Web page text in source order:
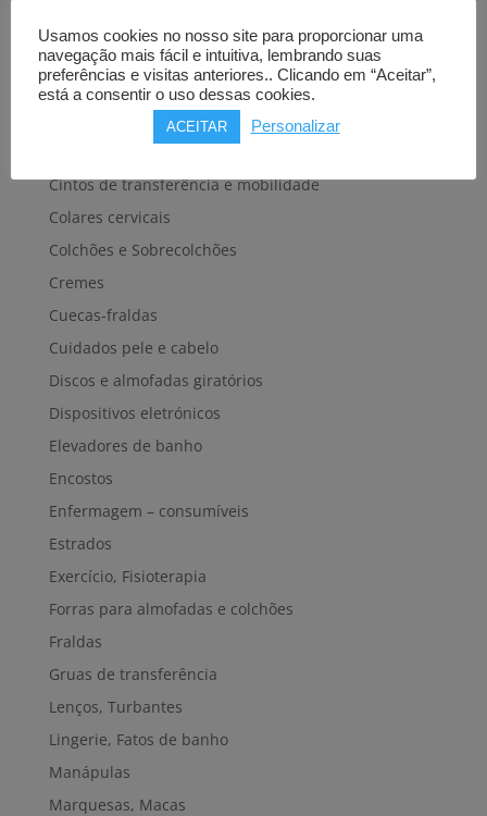
Carros hospitalares
Cestas, Arneses
Cintos de transferência e mobilidade
Colares cervicais
Colchões e Sobrecolchões
Cremes
Cuecas-fraldas
Cuidados pele e cabelo
Discos e almofadas giratórios
Dispositivos eletrónicos
Elevadores de banho
Encostos
Enfermagem – consumíveis
Estrados
Exercício, Fisioterapia
Forras para almofadas e colchões
Fraldas
Gruas de transferência
Lenços, Turbantes
Lingerie, Fatos de banho
Manápulas
Marquesas, Macas
Usamos cookies no nosso site para proporcionar uma
navegação mais fácil e intuitiva, lembrando suas
preferências e visitas anteriores.. Clicando em “Aceitar”,
está a consentir o uso dessas cookies.
ACEITAR Personalizar